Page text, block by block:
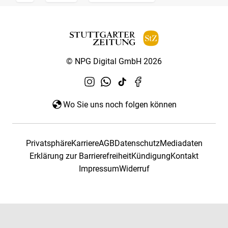
© NPG Digital GmbH 2026
Wo Sie uns noch folgen können
PrivatsphäreKarriereAGBDatenschutzMediadaten
Erklärung zur BarrierefreiheitKündigungKontakt
ImpressumWiderruf